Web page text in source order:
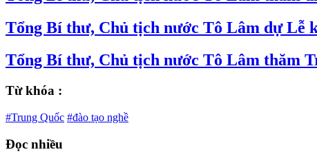
Tổng Bí thư, Chủ tịch nước Tô Lâm dự Lễ
Tổng Bí thư, Chủ tịch nước Tô Lâm thăm
Từ khóa :
#Trung Quốc #đào tạo nghề
Đọc nhiều